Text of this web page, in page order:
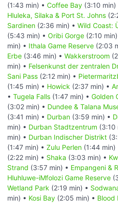
(1:43 min) • Coffee Bay (3:10 min)
Hluleka, Silaka & Port St. Johns
Sardinen (2:36 min) • Wild Coast:
(5:43 min) • Oribi Gorge (2:10
min) • Ithala Game Reserve (2:03
Erbe (3:46 min) • Wakkerstroom
min) • Felsenkunst der zentralen
Sani Pass (2:12 min) •
(1:45 min) • Howick (2:37 min) •
• Tugela Falls (1:47 min) • Golden
(3:02 min) • Dundee & Talana
(3:41 min) • Durban (3:59 min) •
min) • Durban Stadtzentrum (3:10
min) • Durban Indischer Distrikt
(1:47 min) • Zulu Perlen (1:44 min)
(2:22 min) • Shaka (3:03 min) •
Strand (3:57 min) • Empangeni &
Hluhluwe-iMfolozi Game Reserve
Wetland Park (2:19 min) •
min) • Kosi Bay (2:05 min) • Blood